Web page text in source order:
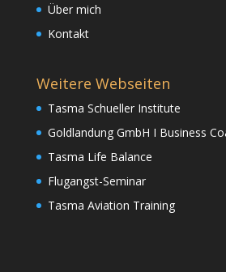
Über mich
Kontakt
Weitere Webseiten
Tasma Schueller Institute
Goldlandung GmbH I Business
Tasma Life Balance
Flugangst-Seminar
Tasma Aviation Training